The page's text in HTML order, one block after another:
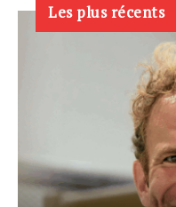
Les plus récents